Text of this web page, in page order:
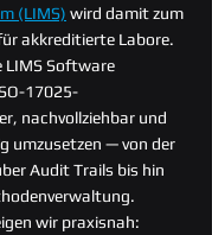
(LIMS) wird damit zum
akkreditierte Labore.
LIMS Software
17025-
nachvollziehbar und
umzusetzen — von der
Audit Trails bis hin
wir praxisnah: